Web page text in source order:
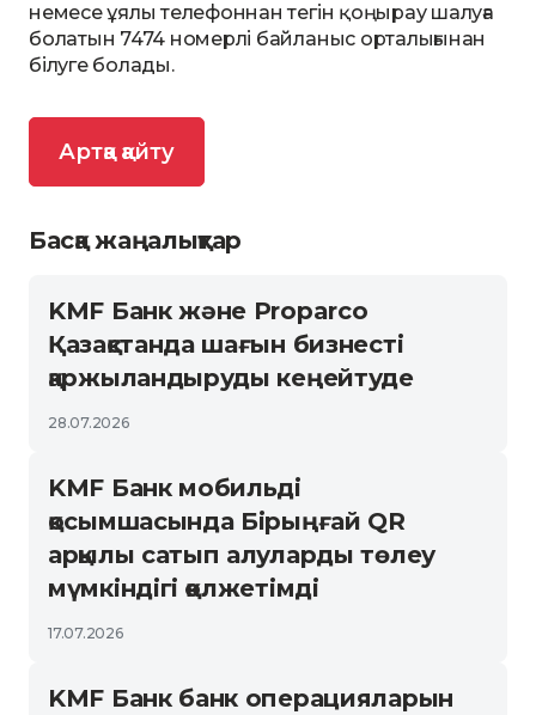
немесе ұялы телефоннан тегін қоңырау шалуға
болатын 7474 номерлі байланыс орталығынан
білуге болады.
Артқа қайту
Басқа жаңалықтар
KMF Банк және Proparco
Қазақстанда шағын бизнесті
қаржыландыруды кеңейтуде
28.07.2026
KMF Банк мобильді
қосымшасында Бірыңғай QR
арқылы сатып алуларды төлеу
мүмкіндігі қолжетімді
17.07.2026
KMF Банк банк операцияларын